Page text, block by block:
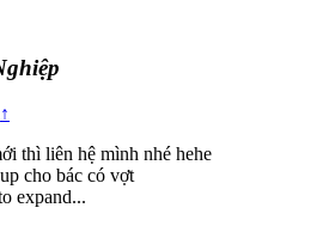
↑
thì liên hệ mình nhé hehe
cho bác có vợt
expand...